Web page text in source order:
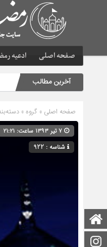
صفحه اصلی ادعیه
اینستاگرام
آخرین مطالب
صفحه اصلی » گروه »
شناسه : 922